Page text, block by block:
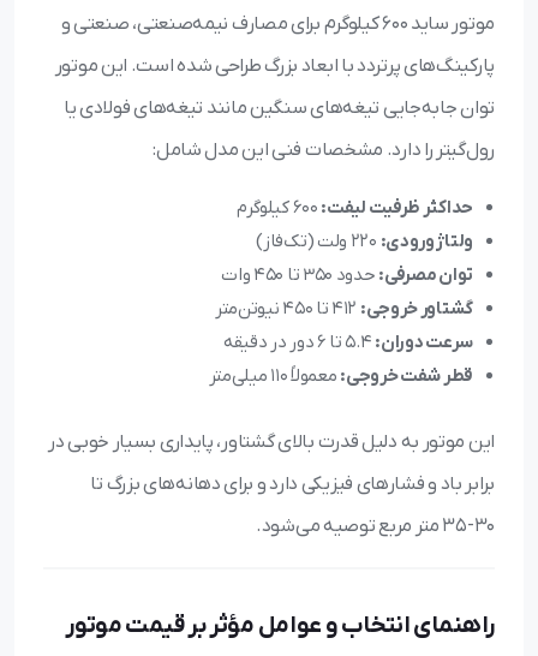
موتور ساید ۶۰۰ کیلوگرم برای مصارف نیمه‌صنعتی، صنعتی و
پارکینگ‌های پرتردد با ابعاد بزرگ طراحی شده است. این موتور
توان جابه‌جایی تیغه‌های سنگین مانند تیغه‌های فولادی یا
رول‌گیتر را دارد. مشخصات فنی این مدل شامل:
حداکثر ظرفیت لیفت:
ولتاژ ورودی:
توان مصرفی: حدود ۳۵۰ تا ۴۵۰ وات
گشتاور خروجی:
سرعت دوران:
قطر شفت خروجی: معمولاً ۱۱۰ میلی‌متر
این موتور به دلیل قدرت بالای گشتاور، پایداری بسیار خوبی در
برابر باد و فشارهای فیزیکی دارد و برای دهانه‌های بزرگ تا
۳۰-۳۵ متر مربع توصیه می‌شود.
راهنمای انتخاب و عوامل مؤثر بر قیمت موتور